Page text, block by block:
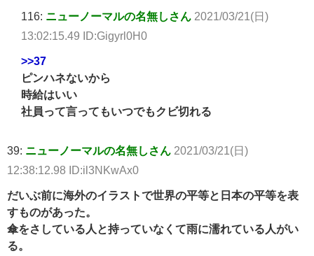
116: ニューノーマルの名無しさん 2021/03/21(日)
13:02:15.49 ID:Gigyrl0H0
>>37
ピンハネないから
時給はいい
社員って言ってもいつでもクビ切れる
39: ニューノーマルの名無しさん 2021/03/21(日)
12:38:12.98 ID:il3NKwAx0
だいぶ前に海外のイラストで世界の平等と日本の平等を表
すものがあった。
傘をさしている人と持っていなくて雨に濡れている人がい
る。